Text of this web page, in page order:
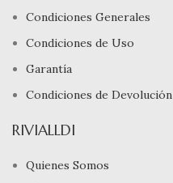
Condiciones Generales
Condiciones de Uso
Garantía
Condiciones de Devolución
RIVIALLDI
Quienes Somos